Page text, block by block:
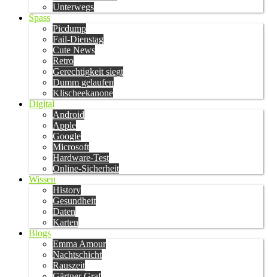
Unterwegs
Spass
Picdump
Fail-Dienstag
Cute News
Retro
Gerechtigkeit siegt
Dumm gelaufen
Klischeekanone
Digital
Android
Apple
Google
Microsoft
Hardware-Test
Online-Sicherheit
Wissen
History
Gesundheit
Daten
Karten
Blogs
Emma Amour
Nachtschicht
Rauszeit